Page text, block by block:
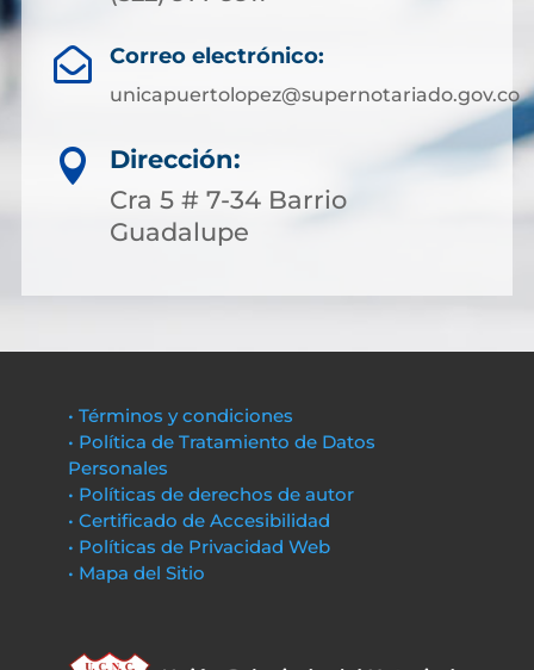
 Correo electrónico:
unicapuertolopez@supernotariado.gov.co

Dirección:
Cra 5 # 7-34 Barrio
Guadalupe
• Términos y condiciones
• Política de Tratamiento de Datos
Personales
• Políticas de derechos de autor
• Certificado de Accesibilidad
• Políticas de Privacidad Web
• Mapa del Sitio